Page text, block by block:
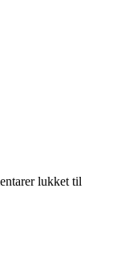
lukket til